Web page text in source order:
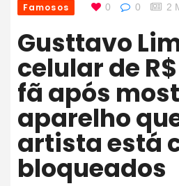
Famosos 0 0 2
Gusttavo Lima ganha
celular de
fã após
aparelho
artista está
bloqueados